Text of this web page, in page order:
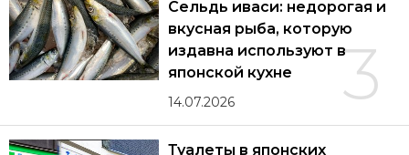
3
Сельдь иваси: недорогая и
вкусная рыба, которую
издавна используют в
японской кухне
14.07.2026
Туалеты в японских